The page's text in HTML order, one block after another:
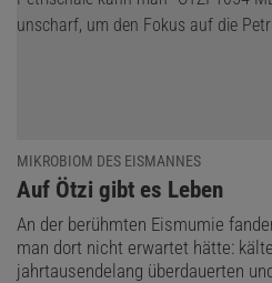
MIKROBIOM DES EISMANNES
:
Auf Ötzi gibt es Leben
An der berühmten Eismumie
man dort nicht erwartet hätte:
jahrtausendelang überdauerten